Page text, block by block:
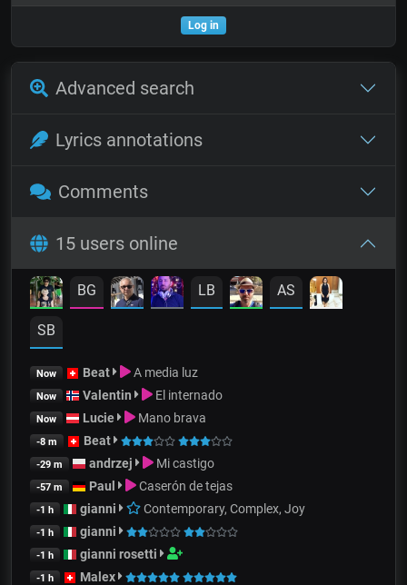
Log in
Advanced search
Lyrics annotations
Comments
15 users online
BG LB AS
SB
Now Beat A media luz
Now Valentin El internado
Now Lucie Mano brava
-8 m Beat
-29 m andrzej Mi castigo
-57 m Paul Caserón de tejas
-1 h gianni Contemporary, Complex, Joy
-1 h gianni
-1 h gianni rosetti
-1 h Malex